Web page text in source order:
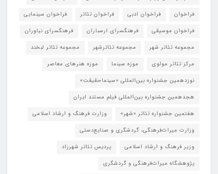
فراخوان
فراخوان ادبی فراخوان تئاتر
فراخوان سینمایی
فراخوان موسیقی
فرهنگسرای ارسباران
فرهنگسرای نیاوران
مجموعه تئاتر شهر
مجموعه تئاترشهر
مجموعه تئاتر لبخند
مرکز تئاتر مولوی
موزه سینما
موزه هنرهای معاصر
نوزدهمین جشنواره بین‌المللی «سینماحقیقت»
هجدهمین جشنواره بین‌المللی فیلم مستند ایران
هفتمین جشنواره تئاتر «شهر»
وزارت فرهنگ و ارشاد اسلامی
وزارت میراث‌فرهنگی، گردشگری و صنایع‌دستی
وزیر فرهنگ و ارشاد اسلامی
پردیس تئاتر شهرزاد
پژوهشگاه میراث‌فرهنگی و گردشگری